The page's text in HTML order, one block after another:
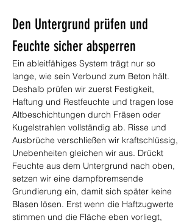
Den Untergrund prüfen und
Feuchte sicher absperren
Ein ableitfähiges System trägt nur so
lange, wie sein Verbund zum Beton hält.
Deshalb prüfen wir zuerst Festigkeit,
Haftung und Restfeuchte und tragen lose
Altbeschichtungen durch Fräsen oder
Kugelstrahlen vollständig ab. Risse und
Ausbrüche verschließen wir kraftschlüssig,
Unebenheiten gleichen wir aus. Drückt
Feuchte aus dem Untergrund nach oben,
setzen wir eine dampfbremsende
Grundierung ein, damit sich später keine
Blasen lösen. Erst wenn die Haftzugwerte
stimmen und die Fläche eben vorliegt,